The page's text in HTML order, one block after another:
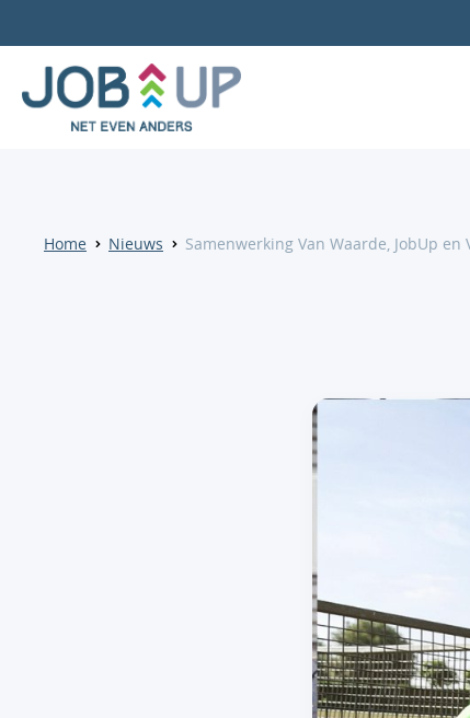
Home Nieuws Samenwerking Van Waarde, JobUp